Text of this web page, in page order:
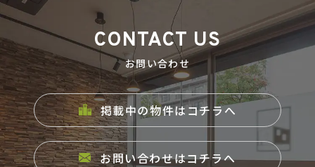
CONTACT US
お問い合わせ
掲載中の物件はコチラへ
お問い合わせはコチラへ